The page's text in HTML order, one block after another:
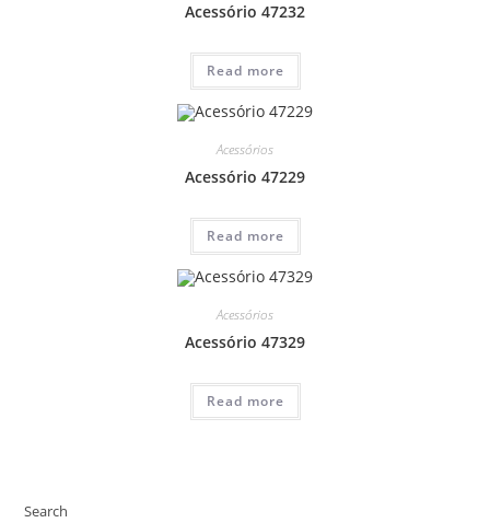
Acessório 47232
Read more
Acessórios
Acessório 47229
Read more
Acessórios
Acessório 47329
Read more
Search